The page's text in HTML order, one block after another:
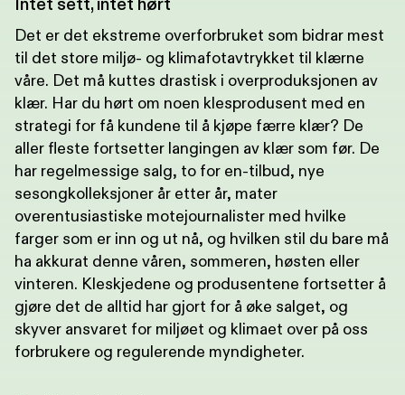
Det er det ekstreme overforbruket som bidrar mest
til det store miljø- og klimafotavtrykket til klærne
våre. Det må kuttes drastisk i overproduksjonen av
klær. Har du hørt om noen klesprodusent med en
strategi for få kundene til å kjøpe færre klær? De
aller fleste fortsetter langingen av klær som før. De
har regelmessige salg, to for en-tilbud, nye
sesongkolleksjoner år etter år, mater
overentusiastiske motejournalister med hvilke
farger som er inn og ut nå, og hvilken stil du bare må
ha akkurat denne våren, sommeren, høsten eller
vinteren. Kleskjedene og produsentene fortsetter å
gjøre det de alltid har gjort for å øke salget, og
skyver ansvaret for miljøet og klimaet over på oss
forbrukere og regulerende myndigheter.